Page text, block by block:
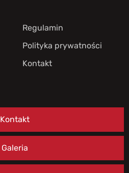
Regulamin
Polityka prywatności
Kontakt
Kontakt
Galeria